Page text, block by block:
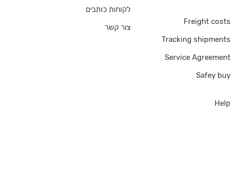
לקוחות כותבים
צור קשר
Freight costs
Tracking shipments
Service Agreement
Safey buy
Help